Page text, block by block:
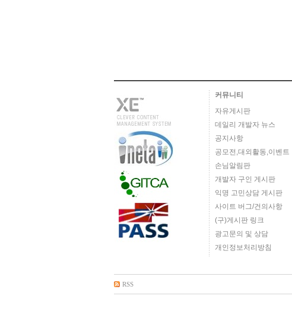
커뮤니티
자유게시판
데일리 개발자 뉴스
공지사항
공모전,대외활동,이벤트
손님알림판
개발자 구인 게시판
익명 고민상담 게시판
사이트 버그/건의사항
(구)게시판 링크
광고문의 및 상담
개인정보처리방침
RSS